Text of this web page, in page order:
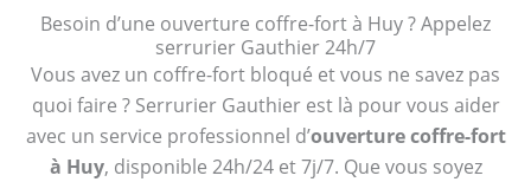
Besoin d’une ouverture coffre-fort à Huy ? Appelez
serrurier Gauthier 24h/7
Vous avez un coffre-fort bloqué et vous ne savez pas
quoi faire ? Serrurier Gauthier est là pour vous aider
avec un service professionnel d’ouverture coffre-fort
à Huy, disponible 24h/24 et 7j/7. Que vous soyez